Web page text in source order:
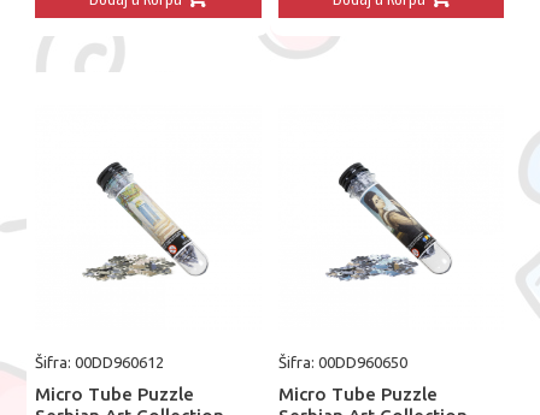
Šifra: 00DD960612
Micro Tube Puzzle
Šifra: 00DD960650
Micro Tube Puzzle